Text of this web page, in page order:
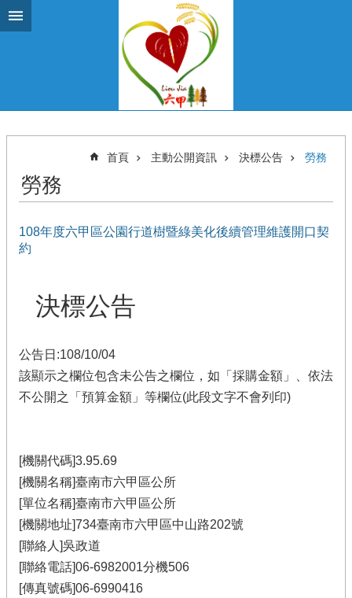
跳到主要內容區塊
首頁 主動公開資訊 決標公告 勞務
勞務
108年度六甲區公園行道樹暨綠美化後續管理維護開口契
約
決標公告
公告日:108/10/04
該顯示之欄位包含未公告之欄位，如「採購金額」、依法
不公開之「預算金額」等欄位(此段文字不會列印)
[機關代碼]3.95.69
[機關名稱]臺南市六甲區公所
[單位名稱]臺南市六甲區公所
[機關地址]734臺南市六甲區中山路202號
[聯絡人]吳政道
[聯絡電話]06-6982001分機506
[傳真號碼]06-6990416